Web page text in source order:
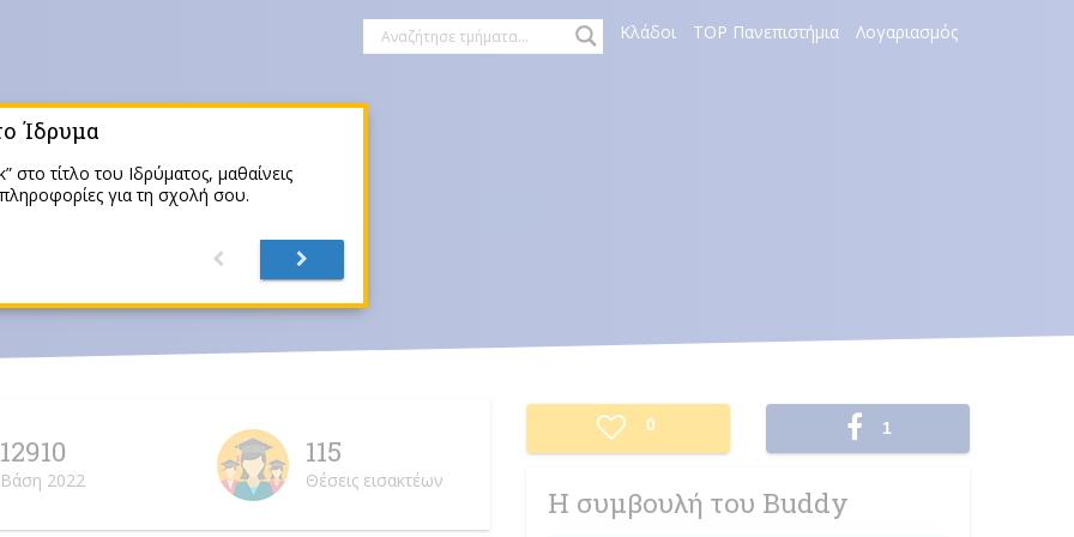
Κλάδοι TOP Πανεπιστήμια Λογαριασμός
12910
Βάση 2022
115
Θέσεις εισακτέων
0
Facebook
1
Η συμβουλή του Buddy
Ίδρυμα
στο τίτλο του Ιδρύματος, μαθαίνεις
για τη σχολή σου.